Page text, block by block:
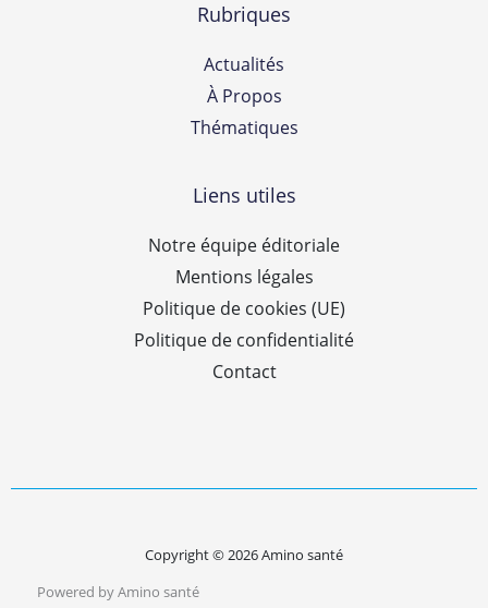
Rubriques
Actualités
À Propos
Thématiques
Liens utiles
Notre équipe éditoriale
Mentions légales
Politique de cookies (UE)
Politique de confidentialité
Contact
Copyright © 2026 Amino santé
Powered by Amino santé